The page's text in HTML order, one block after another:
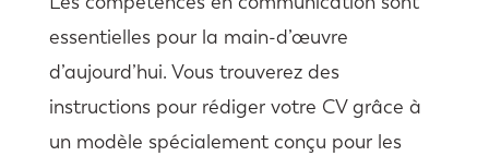
essentielles pour la main-d’œuvre
d’aujourd’hui. Vous trouverez des
instructions pour rédiger votre CV grâce à
un modèle spécialement conçu pour les